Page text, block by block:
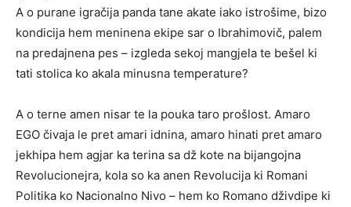
A o purane igračija panda tane akate iako istrošime, bizo
kondicija hem meninena ekipe sar o Ibrahimovič, palem
na predajnena pes – izgleda sekoj mangjela te bešel ki
tati stolica ko akala minusna temperature?
A o terne amen nisar te la pouka taro prošlost. Amaro
EGO čivaja le pret amari idnina, amaro hinati pret amaro
jekhipa hem agjar ka terina sa dž kote na bijangojna
Revolucionejra, kola so ka anen Revolucija ki Romani
Politika ko Nacionalno Nivo – hem ko Romano dživdipe ki